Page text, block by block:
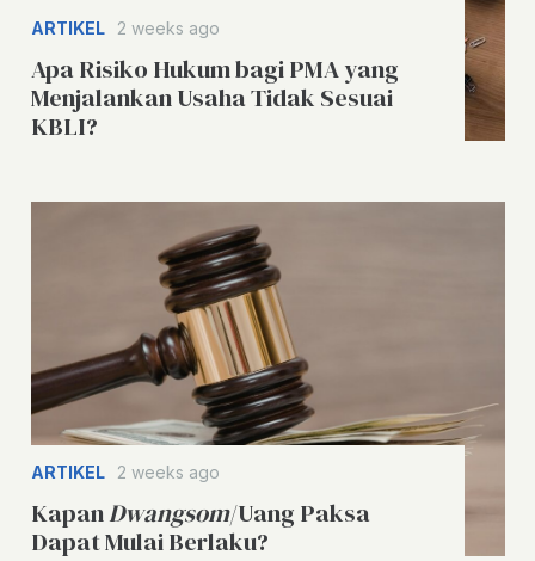
ARTIKEL 2 weeks ago
Apa Risiko Hukum bagi PMA yang
Menjalankan Usaha Tidak Sesuai
KBLI?
ARTIKEL 2 weeks ago
KapanDwangsom/Uang Paksa
Dapat Mulai Berlaku?